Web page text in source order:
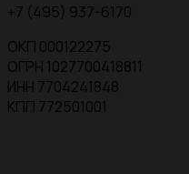
+7 (495) 937-6170
ОКП 000122275
ОГРН 1027700418811
ИНН 7704241848
КПП 772501001